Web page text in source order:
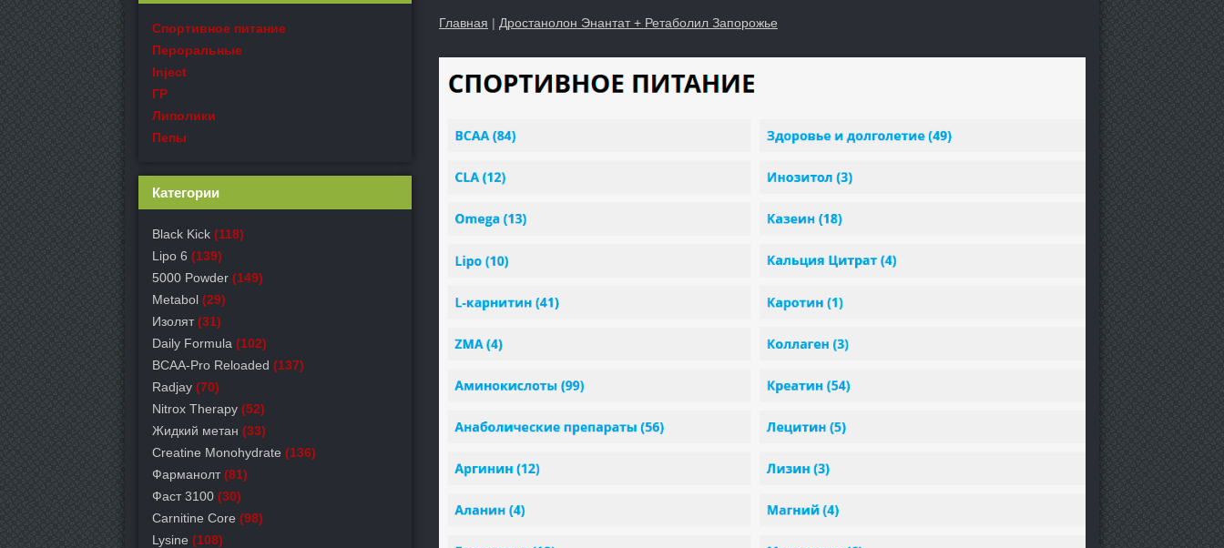
Главная | Дростанолон Энантат + Ретаболил Запорожье
Спортивное питание
Пероральные
Inject
ГР
Липолики
Пепы
Категории
Black Kick (118)
Lipo 6 (139)
5000 Powder (149)
Metabol (29)
Изолят (31)
Daily Formula (102)
BCAA-Pro Reloaded (137)
Radjay (70)
Nitrox Therapy (52)
Жидкий метан (33)
Creatine Monohydrate (136)
Фарманолт (81)
Фаст 3100 (30)
Carnitine Core (98)
Lysine (108)